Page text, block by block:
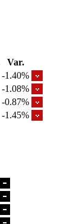
Var.
-1.40%
-1.08%
-0.87%
-1.45%